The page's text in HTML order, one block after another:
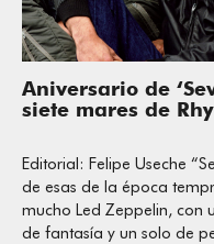
Aniversario de
siete mares de
Editorial: Felipe Useche
de esas de la época
mucho Led Zeppelin, con
de fantasía y un solo de